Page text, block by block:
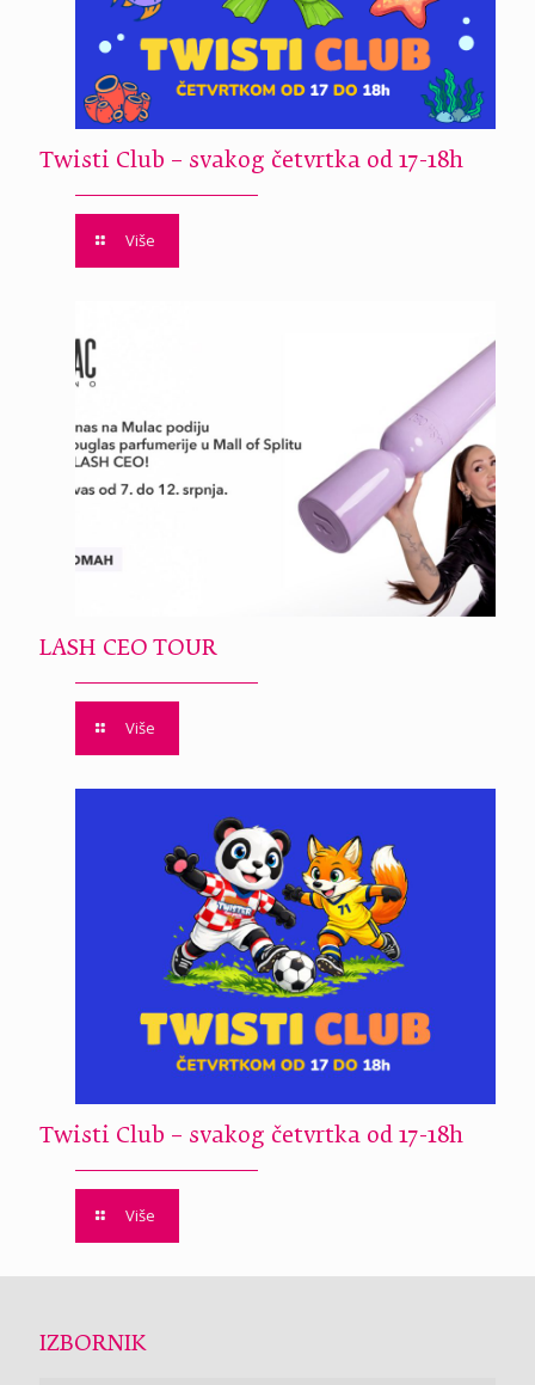
Twisti Club – svakog četvrtka od 17-18h
Više
LASH CEO TOUR
Više
Twisti Club – svakog četvrtka od 17-18h
Više
IZBORNIK